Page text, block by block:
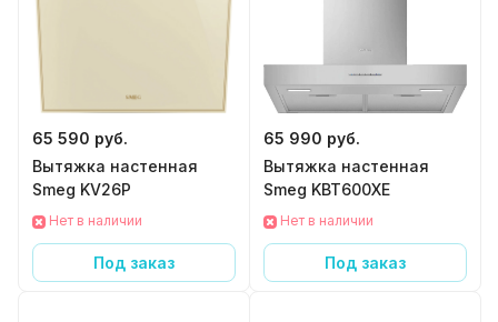
65 590 руб.
Вытяжка настенная
Smeg KV26P
Нет в наличии
Под заказ
65 990 руб.
Вытяжка настенная
Smeg KBT600XE
Нет в наличии
Под заказ